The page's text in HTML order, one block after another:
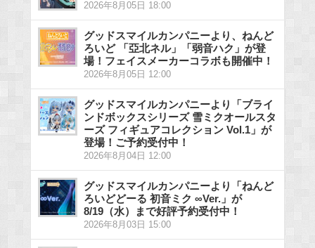
2026年8月05日 18:00
グッドスマイルカンパニーより、ねんど
ろいど 「亞北ネル」「弱音ハク」が登
場！フェイスメーカーコラボも開催中！
2026年8月05日 12:00
グッドスマイルカンパニーより「ブライ
ンドボックスシリーズ 雪ミクオールスタ
ーズ フィギュアコレクション Vol.1」が
登場！ご予約受付中！
2026年8月04日 12:00
グッドスマイルカンパニーより「ねんど
ろいどどーる 初音ミク ∞Ver.」が
8/19（水）まで好評予約受付中！
2026年8月03日 15:00